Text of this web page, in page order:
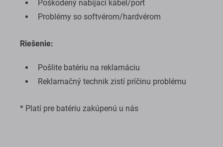
Poškodený nabíjací kábel/port
Problémy so softvérom/hardvérom
Riešenie:
Pošlite batériu na reklamáciu
Reklamačný technik zistí príčinu problému
* Platí pre batériu zakúpenú u nás